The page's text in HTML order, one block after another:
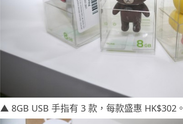
▲ 8GB USB 手指有 3 款，每款盛惠 HK$302。